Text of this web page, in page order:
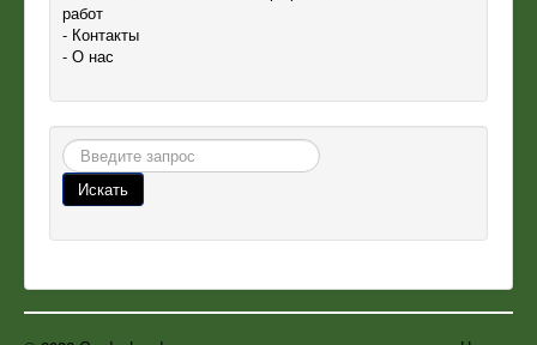
работ
- Контакты
- О нас
Поиск
Искать